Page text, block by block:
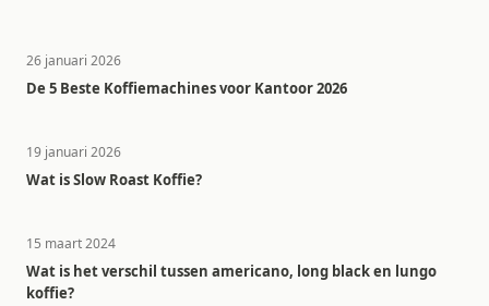
26 januari 2026
De 5 Beste Koffiemachines voor Kantoor 2026
19 januari 2026
Wat is Slow Roast Koffie?
15 maart 2024
Wat is het verschil tussen americano, long black en lungo
koffie?